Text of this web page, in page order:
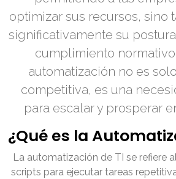
optimizar sus recursos, sino
significativamente su
cumplimiento
automatización no es
competitiva, es una
para escalar y prosperar
¿Qué es la
La automatización de TI se refiere
scripts para ejecutar tareas